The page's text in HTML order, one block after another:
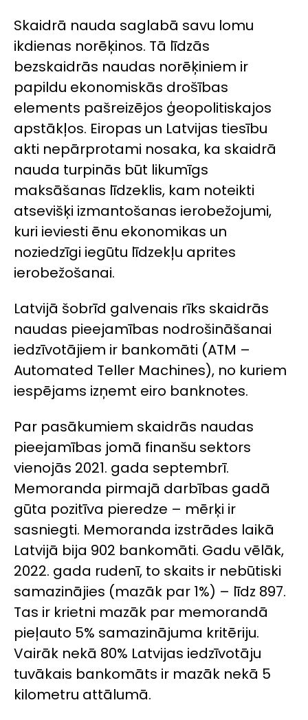
Skaidrā nauda saglabā savu lomu
ikdienas norēķinos. Tā līdzās
bezskaidrās naudas norēķiniem ir
papildu ekonomiskās drošības
elements pašreizējos ģeopolitiskajos
apstākļos. Eiropas un Latvijas tiesību
akti nepārprotami nosaka, ka skaidrā
nauda turpinās būt likumīgs
maksāšanas līdzeklis, kam noteikti
atsevišķi izmantošanas ierobežojumi,
kuri ieviesti ēnu ekonomikas un
noziedzīgi iegūtu līdzekļu aprites
ierobežošanai.
Latvijā šobrīd galvenais rīks skaidrās
naudas pieejamības nodrošināšanai
iedzīvotājiem ir bankomāti (ATM –
Automated Teller Machines), no kuriem
iespējams izņemt eiro banknotes.
Par pasākumiem skaidrās naudas
pieejamības jomā finanšu sektors
vienojās 2021. gada septembrī.
Memoranda pirmajā darbības gadā
gūta pozitīva pieredze – mērķi ir
sasniegti. Memoranda izstrādes laikā
Latvijā bija 902 bankomāti. Gadu vēlāk,
2022. gada rudenī, to skaits ir nebūtiski
samazinājies (mazāk par 1%) – līdz 897.
Tas ir krietni mazāk par memorandā
pieļauto 5% samazinājuma kritēriju.
Vairāk nekā 80% Latvijas iedzīvotāju
tuvākais bankomāts ir mazāk nekā 5
kilometru attālumā.